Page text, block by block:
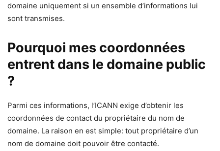
domaine uniquement si un ensemble d’informations lui
sont transmises.
Pourquoi mes coordonnées
entrent dans le domaine public
?
Parmi ces informations, l’ICANN exige d’obtenir les
coordonnées de contact du propriétaire du nom de
domaine. La raison en est simple: tout propriétaire d’un
nom de domaine doit pouvoir être contacté.